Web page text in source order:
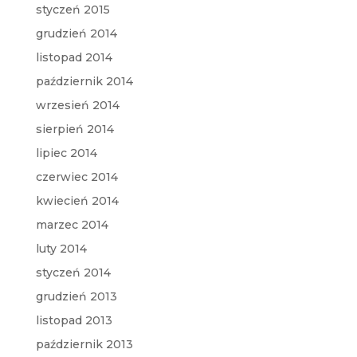
styczeń 2015
grudzień 2014
listopad 2014
październik 2014
wrzesień 2014
sierpień 2014
lipiec 2014
czerwiec 2014
kwiecień 2014
marzec 2014
luty 2014
styczeń 2014
grudzień 2013
listopad 2013
październik 2013